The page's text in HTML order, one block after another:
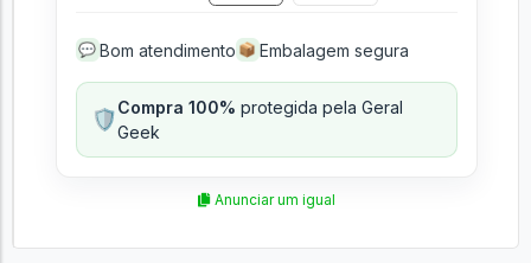
💬 Bom atendimento 📦 Embalagem segura
🛡️Compra 100% protegida pela Geral
Geek
Anunciar um igual